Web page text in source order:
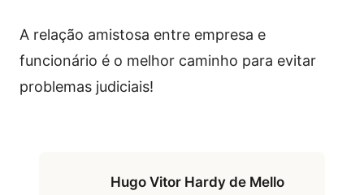
A relação amistosa entre empresa e
funcionário é o melhor caminho para evitar
problemas judiciais!
Hugo Vitor Hardy de Mello